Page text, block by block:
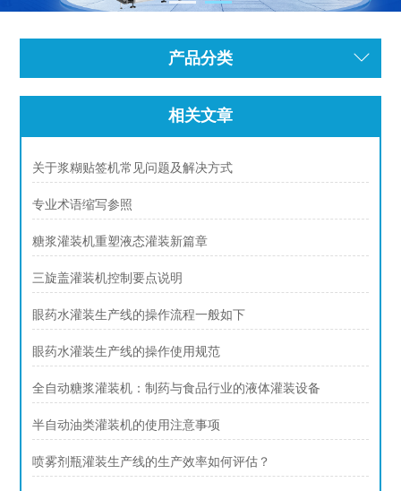
产品分类
相关文章
关于浆糊贴签机常见问题及解决方式
专业术语缩写参照
糖浆灌装机重塑液态灌装新篇章
三旋盖灌装机控制要点说明
眼药水灌装生产线的操作流程一般如下
眼药水灌装生产线的操作使用规范
全自动糖浆灌装机：制药与食品行业的液体灌装设备
半自动油类灌装机的使用注意事项
喷雾剂瓶灌装生产线的生产效率如何评估？